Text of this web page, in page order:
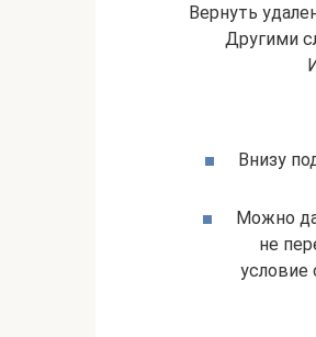
Вернуть
Другими
Внизу
Можно
не
условие